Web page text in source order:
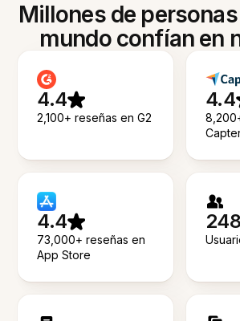
Millones de
mundo confían en
4.4
2,100+ reseñas en G2
4.4
4.4
73,000+ reseñas en
App Store